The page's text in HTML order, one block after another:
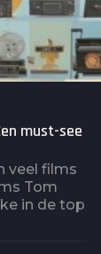
must-see
veel films
Tom
in de top